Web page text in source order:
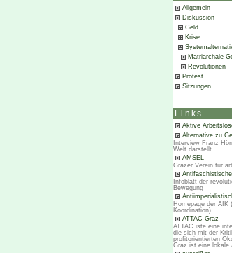
Allgemein
Diskussion
Geld
Krise
Matriarchale
Revolutionen
Protest
Sitzungen
Links
Aktive
Alternative zu
Interview Franz
Welt darstellt.
AMSEL
Grazer Verein für
Infoblatt der
Bewegung
Homepage der AIK
Koordination)
ATTAC-Graz
ATTAC iste eine
die sich mit der
profitorientierten
Graz ist eine lokale